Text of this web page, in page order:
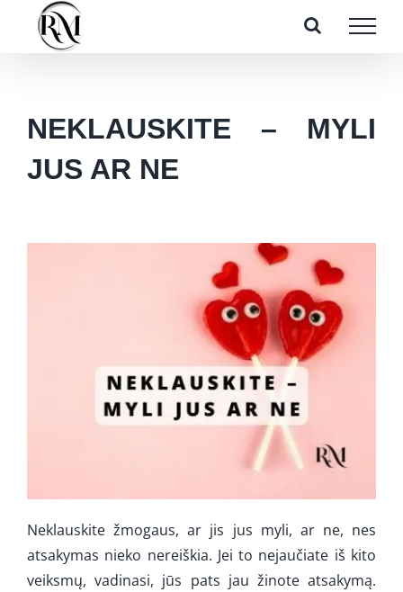
NEKLAUSKITE – MYLI
JUS AR NE
Neklauskite žmogaus, ar jis jus myli, ar ne, nes
atsakymas nieko nereiškia. Jei to nejaučiate iš kito
veiksmų, vadinasi, jūs pats jau žinote atsakymą.